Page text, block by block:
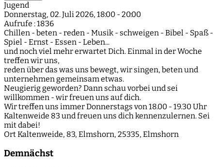
Jugend
Donnerstag, 02. Juli 2026, 18:00 - 20:00
Aufrufe : 1836
Chillen - beten - reden - Musik - schweigen - Bibel - Spaß -
Spiel - Ernst - Essen - Leben...
und noch viel mehr erwartet Dich. Einmal in der Woche
treffen wir uns,
reden über das was uns bewegt, wir singen, beten und
unternehmen gemeinsam etwas.
Neugierig geworden? Dann schau vorbei und sei
willkommen - wir freuen uns auf dich.
Wir treffen uns immer Donnerstags von 18.00 - 19.30 Uhr
Kaltenweide 83 und freuen uns dich kennenzulernen. Sei
mit dabei!
OrtKaltenweide, 83, Elmshorn, 25335, Elmshorn
Demnächst